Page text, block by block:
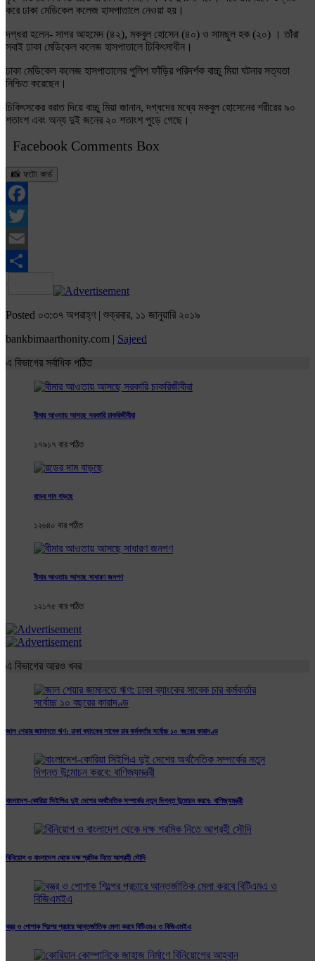
করে ঢাকা মেডিকেল কলেজ হাসপাতালে নেওয়া হয়।
দগ্ধরা হলেন- সাগর আহমেদ (৪২), মকবুল হোসেন (৪০) ও সামছুল হক (২০) । তাঁরা
সবাই ঢাকা মেডিকেল কলেজ হাসপাতালে চিকিৎসাধীন।
ঢাকা মেডিকেল কলেজ হাসপাতালের পুলিশ ফাঁড়ির পরিদর্শক বাচ্চু মিয়া ঘটনার সত্যতা
নিশ্চিত করেছেন।
চিকিৎসকের বরাত দিয়ে বাচ্চু মিয়া জানান, দগ্ধদের মধ্যে মকবুল হোসেনের শরীরের ৯০
শতাংশ এবং অন্য দুই জনের ২০ শতাংশ পুড়ে গেছে।
Facebook Comments Box
📸 ফটো কার্ড
Facebook
Twitter
Email
Share
Posted ০৩:৩৭ অপরাহ্ণ | শুক্রবার, ১১ জানুয়ারি ২০১৯
bankbimaarthonity.com | Sajeed
এ বিভাগের সর্বাধিক পঠিত
বীমার আওতায় আসছে সরকারি চাকরিজীবীরা
১৭৯১৭ বার পঠিত
রডের দাম বাড়ছে
১২৬৪০ বার পঠিত
বীমার আওতায় আসছে সাধারণ জনগণ
১২১৭৫ বার পঠিত
এ বিভাগের আরও খবর
জাল শেয়ার জামানতে ঋণ: ঢাকা ব্যাংকের সাবেক চার কর্মকর্তার সর্বোচ্চ ১০ বছরের কারাদণ্ড
বাংলাদেশ-কোরিয়া সিইপিএ দুই দেশের অর্থনৈতিক সম্পর্কের নতুন দিগন্ত উন্মোচন করবে: বাণিজ্যমন্ত্রী
বিনিয়োগ ও বাংলাদেশ থেকে দক্ষ শ্রমিক নিতে আগ্রহী সৌদি
বস্ত্র ও পোশাক শিল্পের প্রচারে আন্তর্জাতিক মেলা করবে বিটিএমএ ও বিজিএমইএ